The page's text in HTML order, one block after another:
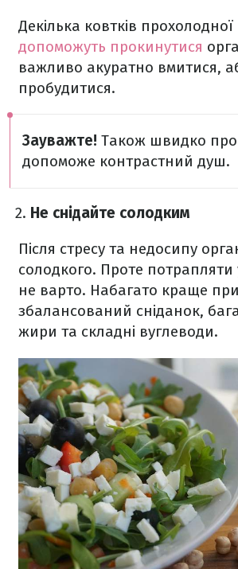
Декілька ковтків
допоможуть прокинутися
важливо акуратно вмитися,
пробудитися.
Зауважте! Також швидко
допоможе контрастний душ.
Не снідайте солодким
Після стресу та недосипу
солодкого. Проте
не варто. Набагато краще
збалансований сніданок,
жири та складні вуглеводи.